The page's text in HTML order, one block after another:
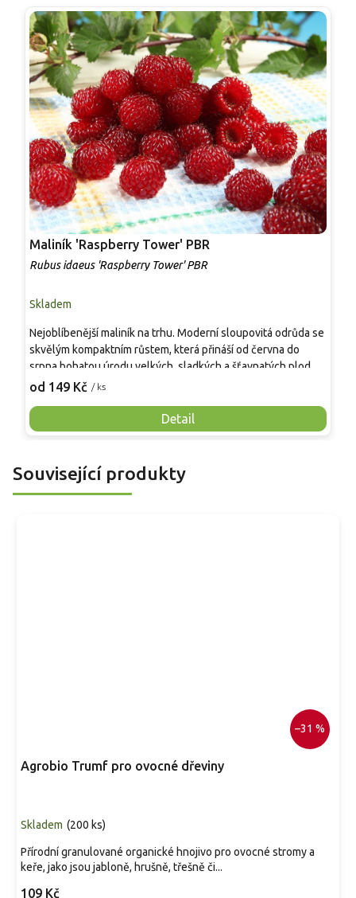
Maliník 'Raspberry Tower' PBR
Rubus idaeus 'Raspberry Tower' PBR
Skladem
od 149 Kč / ks
Detail
Nejoblíbenější maliník na trhu. Moderní sloupovitá odrůda se
skvělým kompaktním růstem, která přináší od června do
srpna bohatou úrodu velkých, sladkých a šťavnatých plodů.
Pevné vzpřímené výhony tvoří elegantní habitus bez
Mrazuvzdornost do −25 °C a spolehlivá vitalita z něj dělají
skvělou volbu pro každého pěstitele.
Související produkty
–31 %
Agrobio Trumf pro ovocné dřeviny
Skladem (200 ks)
109 Kč
Přírodní granulované organické hnojivo pro ovocné stromy a
keře, jako jsou jabloně, hrušně, třešně či...